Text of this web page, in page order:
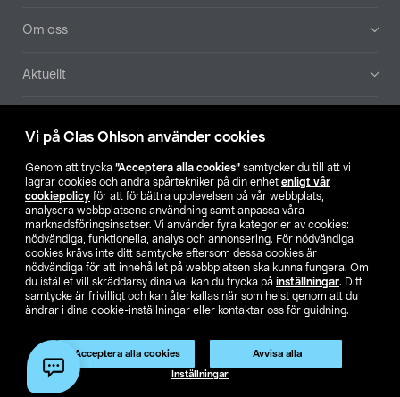
Vi på Clas Ohlson använder cookies
Genom att trycka ”Acceptera alla cookies” samtycker du till att vi
lagrar cookies och andra spårtekniker på din enhet enligt vår
cookiepolicy för att förbättra upplevelsen på vår webbplats,
analysera webbplatsens användning samt anpassa våra
marknadsföringsinsatser. Vi använder fyra kategorier av cookies:
nödvändiga, funktionella, analys och annonsering. För nödvändiga
cookies krävs inte ditt samtycke eftersom dessa cookies är
nödvändiga för att innehållet på webbplatsen ska kunna fungera. Om
du istället vill skräddarsy dina val kan du trycka på inställningar. Ditt
samtycke är frivilligt och kan återkallas när som helst genom att du
ändrar i dina cookie-inställningar eller kontaktar oss för guidning.
Acceptera alla cookies Avvisa alla
Inställningar
Om oss
Aktuellt
Hitta butik
SE NO FI
Ändra till priser exklusive moms